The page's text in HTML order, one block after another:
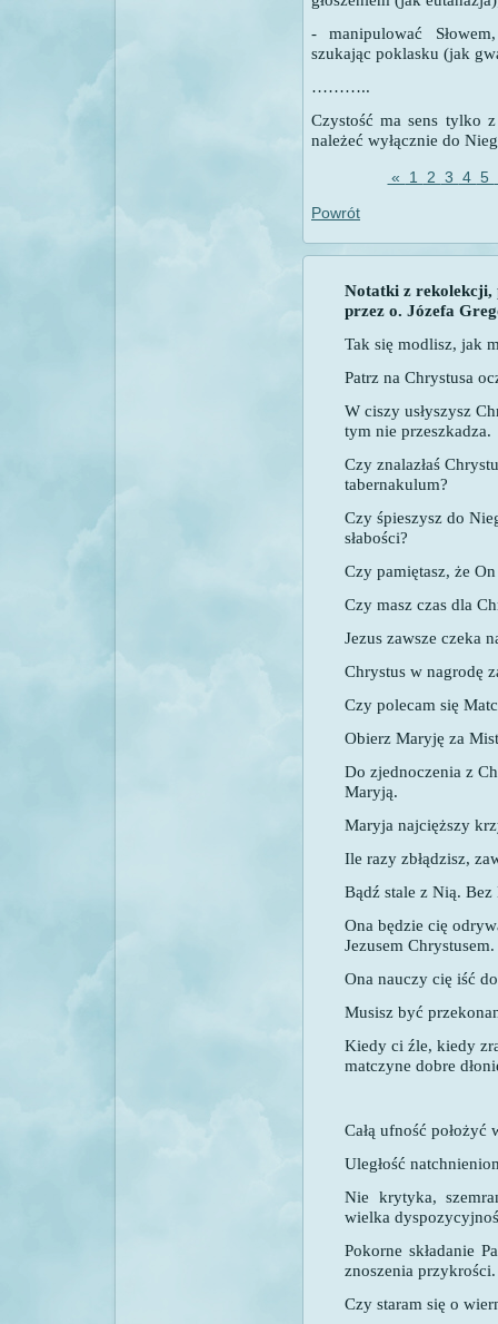
- manipulować
szukając poklasku (jak
………..
Czystość ma sens tylko
należeć wyłącznie do
« 1 2 3 4 5
Powrót
Notatki z rekolekcji,
przez o. Józefa
Tak się modlisz, jak
Patrz na Chrystusa
W ciszy usłyszysz
tym nie przeszkadza.
Czy znalazłaś
tabernakulum?
Czy śpieszysz do
słabości?
Czy pamiętasz, że
Czy masz czas dla
Jezus zawsze czeka
Chrystus w nagrodę
Czy polecam się
Obierz Maryję za
Do zjednoczenia z
Maryją.
Maryja najcięższy
Ile razy zbłądzisz,
Bądź stale z Nią.
Ona będzie cię
Jezusem Chrystusem.
Ona nauczy cię iść
Musisz być
Kiedy ci źle, kiedy
matczyne dobre
Całą ufność położyć
Uległość
Nie krytyka,
wielka
Pokorne składanie
znoszenia przykrości.
Czy staram się o